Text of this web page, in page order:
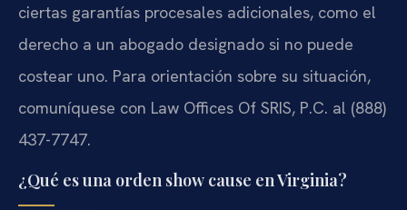
ciertas garantías procesales adicionales, como el
derecho a un abogado designado si no puede
costear uno. Para orientación sobre su situación,
comuníquese con Law Offices Of SRIS, P.C. al (888)
437-7747.
¿Qué es una orden show cause en Virginia?